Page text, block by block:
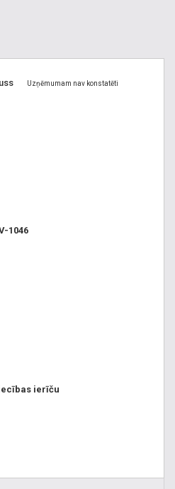
Uzņēmumam nav konstatēti
1046
ierīču